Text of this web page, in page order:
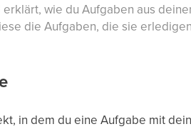
wie du Aufgaben aus
die Aufgaben, die sie
in dem du eine Aufgabe mit